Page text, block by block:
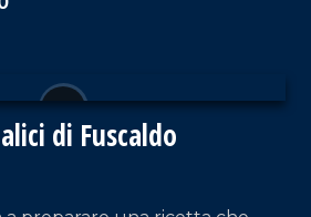
di Fuscaldo